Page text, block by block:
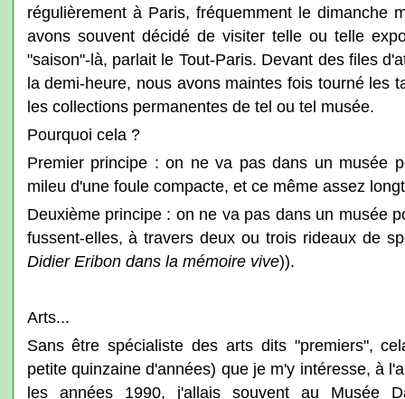
régulièrement à Paris, fréquemment le dimanche
avons souvent décidé de visiter telle ou telle
"saison"-là, parlait le Tout-Paris. Devant des files
la demi-heure, nous avons maintes fois tourné les
les collections permanentes de tel ou tel musée.
Pourquoi cela ?
Premier principe : on ne va pas dans un musée
mileu d'une foule compacte, et ce même assez
Deuxième principe : on ne va pas dans un musée
fussent-elles, à travers deux ou trois rideaux de
Didier Eribon dans la mémoire vive)).
Arts...
Sans être spécialiste des arts dits "premiers",
petite quinzaine d'années) que je m'y intéresse, à
les années 1990, j'allais souvent au Musée